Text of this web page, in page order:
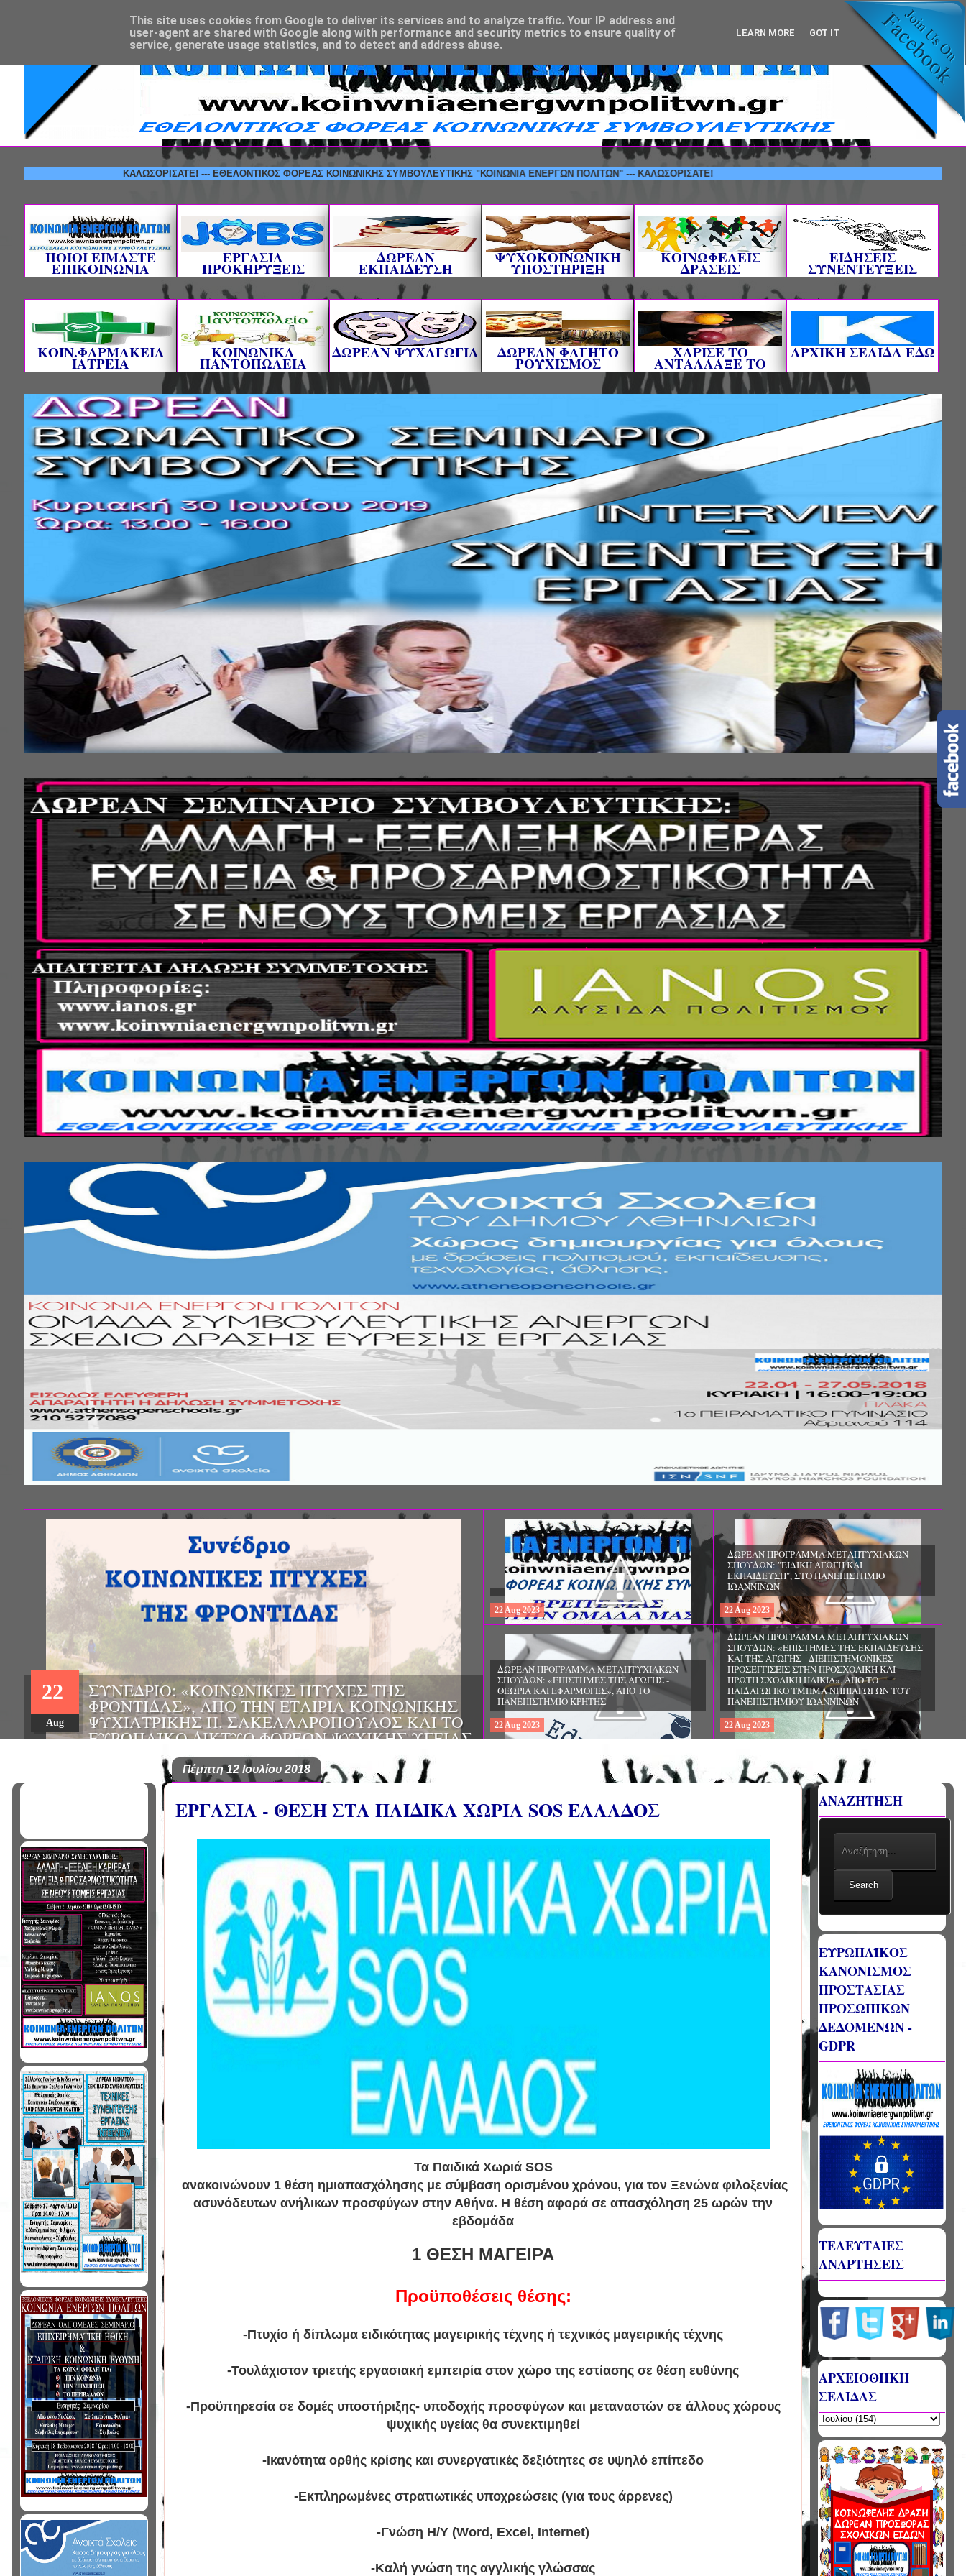
ΚΑΛΩΣΟΡΙΣΑΤΕ! --- ΕΘΕΛΟΝΤΙΚΟΣ ΦΟΡΕΑΣ ΚΟΙΝΩΝΙΚΗΣ ΣΥΜΒΟΥΛΕΥΤΙΚΗΣ "ΚΟΙΝΩΝΙΑ ΕΝΕΡΓΩΝ ΠΟΛΙΤΩΝ" --- ΚΑΛΩΣΟΡΙΣΑΤΕ!
ΠΟΙΟΙ ΕΙΜΑΣΤΕ
ΕΠΙΚΟΙΝΩΝΙΑ
ΕΡΓΑΣΙΑ
ΠΡΟΚΗΡΥΞΕΙΣ
ΔΩΡΕΑΝ
ΕΚΠΑΙΔΕΥΣΗ
ΨΥΧΟΚΟΙΝΩΝΙΚΗ
ΥΠΟΣΤΗΡΙΞΗ
ΚΟΙΝΩΦΕΛΕΙΣ
ΔΡΑΣΕΙΣ
ΕΙΔΗΣΕΙΣ
ΣΥΝΕΝΤΕΥΞΕΙΣ
ΚΟΙΝ.ΦΑΡΜΑΚΕΙΑ
ΙΑΤΡΕΙΑ
ΚΟΙΝΩΝΙΚΑ
ΠΑΝΤΟΠΩΛΕΙΑ
ΔΩΡΕΑΝ ΨΥΧΑΓΩΓΙΑ ΔΩΡΕΑΝ ΦΑΓΗΤΟ
ΡΟΥΧΙΣΜΟΣ
ΧΑΡΙΣΕ ΤΟ
ΑΝΤΑΛΛΑΞΕ ΤΟ
AΡΧΙΚΗ ΣΕΛΙΔΑ ΕΔΩ
22
Aug
ΔΩΡΕΑΝ ΠΡΟΓΡΑΜΜΑ ΜΕΤΑΠΤΥΧΙΑΚΩΝ
ΣΠΟΥΔΩΝ: "ΕΙΔΙΚΗ ΑΓΩΓΗ ΚΑΙ
ΕΚΠΑΙΔΕΥΣΗ", ΣΤΟ ΠΑΝΕΠΙΣΤΗΜΙΟ
ΙΩΑΝΝΙΝΩΝ
22Aug 2023
ΔΩΡΕΑΝ ΠΡΟΓΡΑΜΜΑ ΜΕΤΑΠΤΥΧΙΑΚΩΝ
ΣΠΟΥΔΩΝ: «ΕΠΙΣΤΗΜΕΣ ΤΗΣ ΑΓΩΓΗΣ -
ΘΕΩΡΙΑ ΚΑΙ ΕΦΑΡΜΟΓΕΣ», ΑΠΟ ΤΟ
ΠΑΝΕΠΙΣΤΗΜΙΟ ΚΡΗΤΗΣ
22Aug 2023
ΔΩΡΕΑΝ ΠΡΟΓΡΑΜΜΑ ΜΕΤΑΠΤΥΧΙΑΚΩΝ
ΣΠΟΥΔΩΝ: «ΕΠΙΣΤΗΜΕΣ ΤΗΣ ΕΚΠΑΙΔΕΥΣΗΣ
ΚΑΙ ΤΗΣ ΑΓΩΓΗΣ - ΔΙΕΠΙΣΤΗΜΟΝΙΚΕΣ
ΠΡΟΣΕΓΓΙΣΕΙΣ ΣΤΗΝ ΠΡΟΣΧΟΛΙΚΗ ΚΑΙ
ΠΡΩΤΗ ΣΧΟΛΙΚΗ ΗΛΙΚΙΑ», ΑΠΟ ΤΟ
ΠΑΙΔΑΓΩΓΙΚΟ ΤΜΗΜΑ ΝΗΠΙΑΓΩΓΩΝ ΤΟΥ
ΠΑΝΕΠΙΣΤΗΜΙΟΥ ΙΩΑΝΝΙΝΩΝ
22Aug 2023
ΗΜΕΡΙΔΑ: «Ο ΡΟΛΟΣ ΤΩΝ ΕΠΑΓΓΕΛΜΑΤΙΩΝ
ΥΓΕΙΑΣ ΣΤΗΝ ΑΝΑΖΩΟΓΟΝΗΣΗ», ΑΠΟ ΤΗΝ
ΕΛΛΗΝΙΚΗ ΕΤΑΙΡΕΙΑ
ΚΑΡΔΙΟΑΝΑΠΝΕΥΣΤΙΚΗΣ ΑΝΑΖΩΟΓΟΝΗΣΗΣ
22Aug 2023
Πέμπτη 12 Ιουλίου 2018
ΕΡΓΑΣΙΑ - ΘΕΣΗ ΣΤΑ ΠΑΙΔΙΚΑ ΧΩΡΙΑ SOS ΕΛΛΑΔΟΣ
Τα Παιδικά Χωριά SOS
ανακοινώνουν 1 θέση ημιαπασχόλησης με σύμβαση ορισμένου χρόνου, για τον Ξενώνα φιλοξενίας
ασυνόδευτων ανήλικων προσφύγων στην Αθήνα. Η θέση αφορά σε απασχόληση 25 ωρών την
εβδομάδα
1 ΘΕΣΗ ΜΑΓΕΙΡΑ
Προϋποθέσεις θέσης:
-Πτυχίο ή δίπλωμα ειδικότητας μαγειρικής τέχνης ή τεχνικός μαγειρικής τέχνης
-Τουλάχιστον τριετής εργασιακή εμπειρία στον χώρο της εστίασης σε θέση ευθύνης
-Προϋπηρεσία σε δομές υποστήριξης- υποδοχής προσφύγων και μεταναστών σε άλλους χώρους
ψυχικής υγείας θα συνεκτιμηθεί
-Ικανότητα ορθής κρίσης και συνεργατικές δεξιότητες σε υψηλό επίπεδο
-Εκπληρωμένες στρατιωτικές υποχρεώσεις (για τους άρρενες)
-Γνώση Η/Υ (Word, Excel, Internet)
-Καλή γνώση της αγγλικής γλώσσας
ΑΝΑΖΗΤΗΣΗ
Search
ΕΥΡΩΠΑΪΚΟΣ
ΚΑΝΟΝΙΣΜΟΣ
ΠΡΟΣΤΑΣΙΑΣ
ΠΡΟΣΩΠΙΚΩΝ
ΔΕΔΟΜΕΝΩΝ -
GDPR
ΤΕΛΕΥΤΑΙΕΣ
ΑΝΑΡΤΗΣΕΙΣ
ΑΡΧΕΙΟΘΗΚΗ
ΣΕΛΙΔΑΣ
This site uses cookies from Google to deliver its services and to analyze traffic. Your IP address and
user-agent are shared with Google along with performance and security metrics to ensure quality of
service, generate usage statistics, and to detect and address abuse.
LEARN MORE GOT IT